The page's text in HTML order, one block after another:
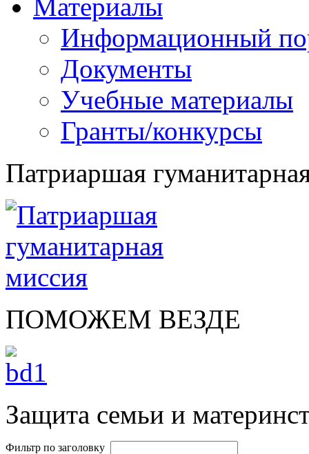
Материалы
Информационный
Документы
Учебные материалы
Гранты/конкурсы
Патриаршая
ПОМОЖЕМ ВЕЗДЕ
Защита семьи и
Фильтр по заголовку